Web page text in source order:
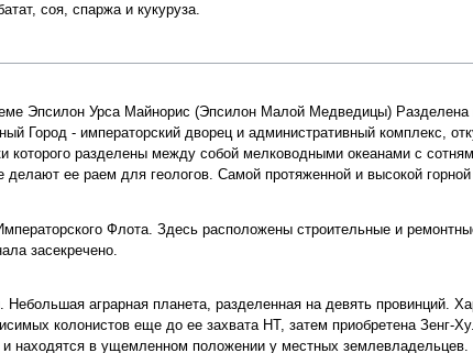
соя, спаржа и кукуруза.
Эпсилон Урса Майнорис (Эпсилон Малой Медведицы)
Город - императорский дворец и административный комплекс,
которого разделены между собой мелководными океанами с
делают ее раем для геологов. Самой протяженной и высокой
Флота. Здесь расположены строительные и
засекречено.
аграрная планета, разделенная на девять провинций.
колонистов еще до ее захвата НТ, затем приобретена
и находятся в ущемленном положении у местных землевладельцев.